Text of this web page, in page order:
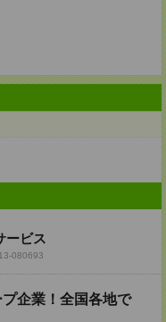
ービス
080693
企業！全国各地で